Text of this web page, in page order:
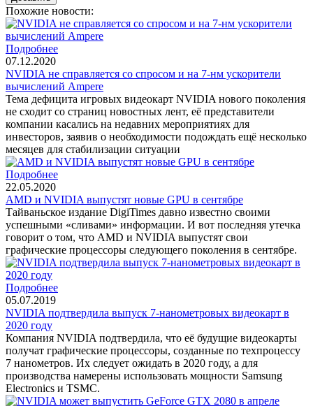
Похожие новости:
Подробнее
07.12.2020
NVIDIA не справляется со спросом и на 7-нм ускорители
вычислений Ampere
Тема дефицита игровых видеокарт NVIDIA нового поколения
не сходит со страниц новостных лент, её представители
компании касались на недавних мероприятиях для
инвесторов, заявив о необходимости подождать ещё несколько
месяцев для стабилизации ситуации
Подробнее
22.05.2020
AMD и NVIDIA выпустят новые GPU в сентябре
Тайваньское издание DigiTimes давно известно своими
успешными «сливами» информации. И вот последняя утечка
говорит о том, что AMD и NVIDIA выпустят свои
графические процессоры следующего поколения в сентябре.
Подробнее
05.07.2019
NVIDIA подтвердила выпуск 7-нанометровых видеокарт в
2020 году
Компания NVIDIA подтвердила, что её будущие видеокарты
получат графические процессоры, созданные по техпроцессу
7 нанометров. Их следует ожидать в 2020 году, а для
производства намерены использовать мощности Samsung
Electronics и TSMC.